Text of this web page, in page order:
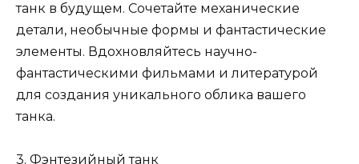
танк в будущем. Сочетайте механические
детали, необычные формы и фантастические
элементы. Вдохновляйтесь научно-
фантастическими фильмами и литературой
для создания уникального облика вашего
танка.
3. Фэнтезийный танк